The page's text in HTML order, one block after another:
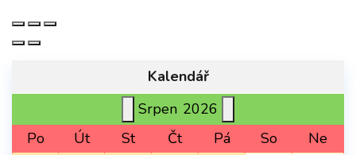
Kalendář
Srpen 2026
Po
Út St Čt Pá So
Ne